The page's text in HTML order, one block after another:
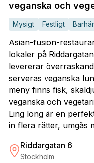
veganska och
Mysigt Festligt
Asian-fusion-
lokaler på
levererar
serveras veganska
meny finns fisk,
veganska och
Ling long är en
in flera rätter, umgås
Riddargatan 6
Stockholm